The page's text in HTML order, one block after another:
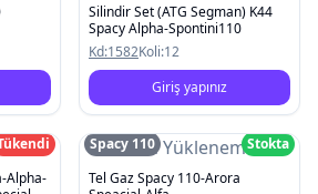
Silindir Set (ATG Segman) K44
Spacy Alpha-Spontini110
Kd:1582Koli:12
Giriş yapınız
Alpha-
Resim Yüklenemedi
Spacy 110
Stokta
Tel Gaz Spacy 110-Arora